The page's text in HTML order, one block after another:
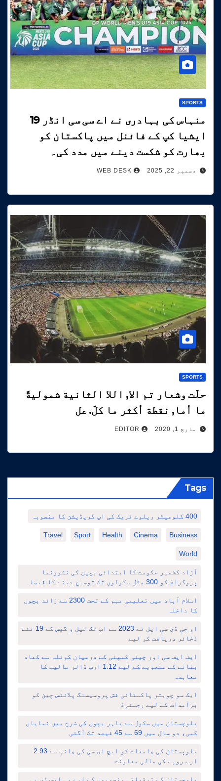
SPORTS
منہاس کی بہادری نے اے سی سی انڈر 19
ایشیا کپ کے فائنل میں پاکستان کو
بھارت کو شکست دینے میں مدد کی۔
دسمبر 22, 2025 WEB DESK
SPORTS
حلّت وشعار تم الا, اللا الثانية شموليةً
ما أما, نقطة أكثر ما كلّ. عل
مارچ 1, 2020 EDITOR
Tags
400 کلومیٹر ریلوے ٹریک کی اپ گریڈیشن کا منصوبہ
Business
Cinema
Health
Sport
Travel
World
آزاد کشمیر حکومت کا ابتدائی بچپن کی نشوونما
پروگرام کو 300 مڈل سکولوں تک توسیع دینے کا فیصلہ
اسلام آباد میں تعلیمی مہم کے تحت 2300 سے زائد بچوں
کا داخلہ
او جی ڈی سی ایل نے 2023 سے اب تک تیل و گیس کے 19 نئے
ذخائر دریافت کر لیے
ایف ایف سی اور چینی کمپنی کے درمیان کوئلہ سے کھاد
بنانے کے منصوبے کے لیے 1.12 ارب ڈالر مالیت کا
معاہدہ
ایک سو چوہتر پاکستانی فش پروسیسنگ پلانٹس چین کو
برآمدات کے لیے رجسٹرڈ
بلوچستان میں سکول سے باہر بچوں کی شرح میں نمایاں
کمی، دو سال میں 69 سے 45 فیصد تک آگئی
بلوچستان کی جامعات کو ایچ ای سی کی جانب سے 2.93
ارب روپے کی مالی معاونت
بلوچستان کے ترقیاتی منصوبوں کے لیے پی ایس ڈی پی